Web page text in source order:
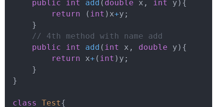
public
int add ( double x , int y ) {
return
( int ) x+y ;
}
// 4th method with name add
public
int add ( int x , double y ) {
return x+ ( int ) y ;
}
}
class Test{